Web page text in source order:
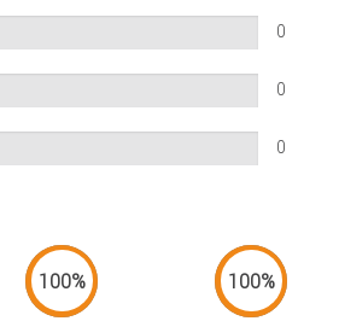
0
0
0